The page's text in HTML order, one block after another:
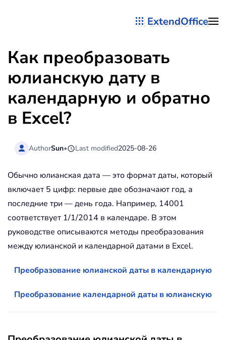
ExtendOffice
Как преобразовать
юлианскую дату в
календарную и обратно
в Excel?
AuthorSun• Last modified2025-08-26
Обычно юлианская дата — это формат даты, который
включает 5 цифр: первые две обозначают год, а
последние три — день года. Например, 14001
соответствует 1/1/2014 в календаре. В этом
руководстве описываются методы преобразования
между юлианской и календарной датами в Excel.
Преобразование юлианской даты в календарную
Преобразование календарной даты в юлианскую